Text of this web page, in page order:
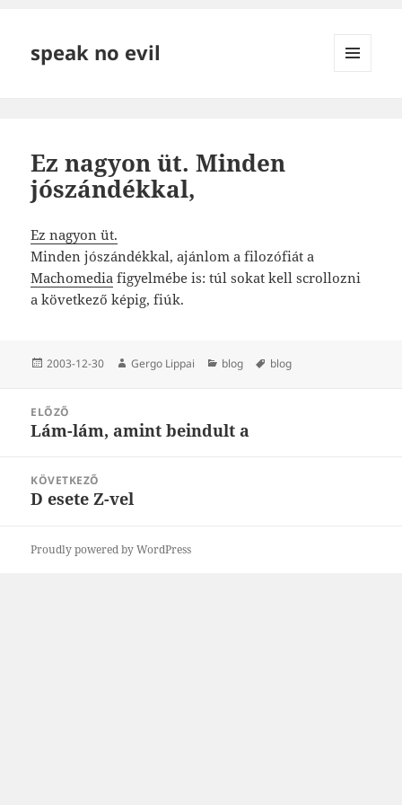
speak no evil
Ez nagyon üt. Minden
jószándékkal,
Ez nagyon üt.
Minden jószándékkal, ajánlom a filozófiát a
Machomedia figyelmébe is: túl sokat kell scrollozni
a következő képig, fiúk.
Közzétéve
2003-12-30 Szerző
Gergo Lippai Kategória
blog Címke
blog
navigáció
ELŐZŐ
Korábbi
Lám-lám, amint beindult a
KÖVETKEZŐ
Következő
D esete Z-vel
Proudly powered by WordPress